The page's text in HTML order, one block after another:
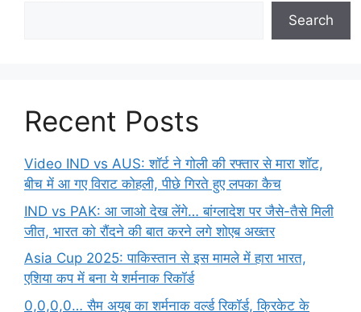
Search
Recent Posts
Video IND vs AUS: शॉर्ट ने गोली की रफ्तार से मारा शॉट,
बीच में आ गए विराट कोहली, पीछे गिरते हुए लपका कैच
IND vs PAK: आ जाओ देख लेंगे… बांग्लादेश पर जैसे-तैसे मिली
जीत, भारत को रौंदने की बात करने लगे शोएब अख्तर
Asia Cup 2025: पाकिस्तान से इस मामले में हारा भारत,
एशिया कप में बना ये शर्मनाक रिकॉर्ड
0,0,0,0… सैम अयूब का शर्मनाक वर्ल्ड रिकॉर्ड, क्रिकेट के